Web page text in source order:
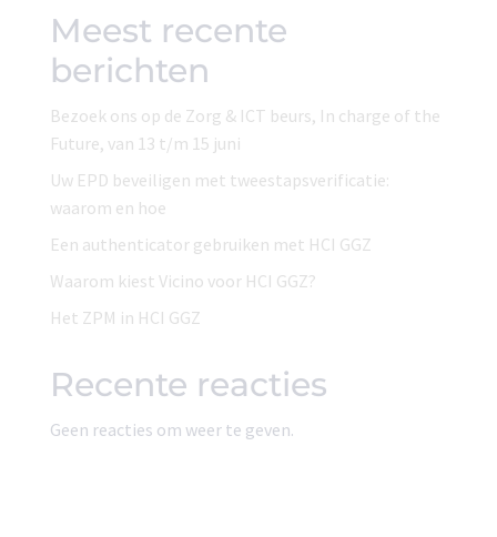
Meest recente
berichten
Bezoek ons op de Zorg & ICT beurs, In charge of the
Future, van 13 t/m 15 juni
Uw EPD beveiligen met tweestapsverificatie:
waarom en hoe
Een authenticator gebruiken met HCI GGZ
Waarom kiest Vicino voor HCI GGZ?
Het ZPM in HCI GGZ
Recente reacties
Geen reacties om weer te geven.